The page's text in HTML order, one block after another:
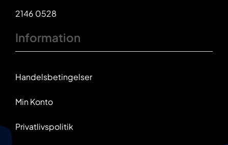
2146 0528
Information
Handelsbetingelser
Min Konto
Privatlivspolitik